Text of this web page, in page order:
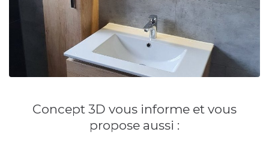
Concept 3D vous informe et vous
propose aussi :